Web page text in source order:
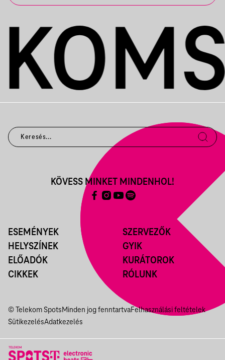
ESEMÉNYEK
HELYSZÍNEK
ELŐADÓK
CIKKEK
SZERVEZŐK
GYIK
KURÁTOROK
RÓLUNK
KÖVESS MINKET MINDENHOL!
© Telekom SpotsMinden jog fenntartvaFelhasználási feltételek
SütikezelésAdatkezelés